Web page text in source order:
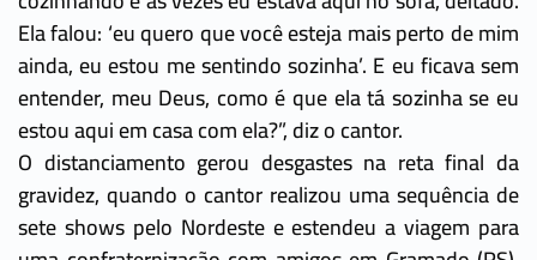
Ela falou: ‘eu quero que você esteja mais perto de mim
ainda, eu estou me sentindo sozinha’. E eu ficava sem
entender, meu Deus, como é que ela tá sozinha se eu
estou aqui em casa com ela?”, diz o cantor.
O distanciamento gerou desgastes na reta final da
gravidez, quando o cantor realizou uma sequência de
sete shows pelo Nordeste e estendeu a viagem para